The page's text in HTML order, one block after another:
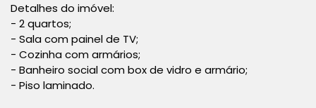
Detalhes do imóvel:
- 2 quartos;
- Sala com painel de TV;
- Cozinha com armários;
- Banheiro social com box de vidro e armário;
- Piso laminado.